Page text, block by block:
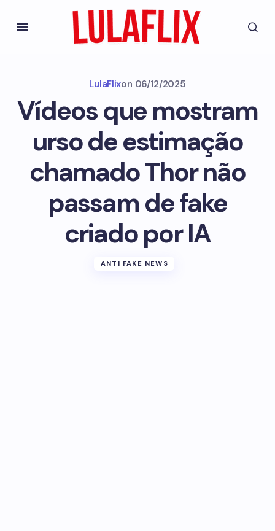
LulaFlixon 06/12/2025
Vídeos que mostram
urso de estimação
chamado Thor não
passam de fake
criado por IA
ANTI FAKE NEWS